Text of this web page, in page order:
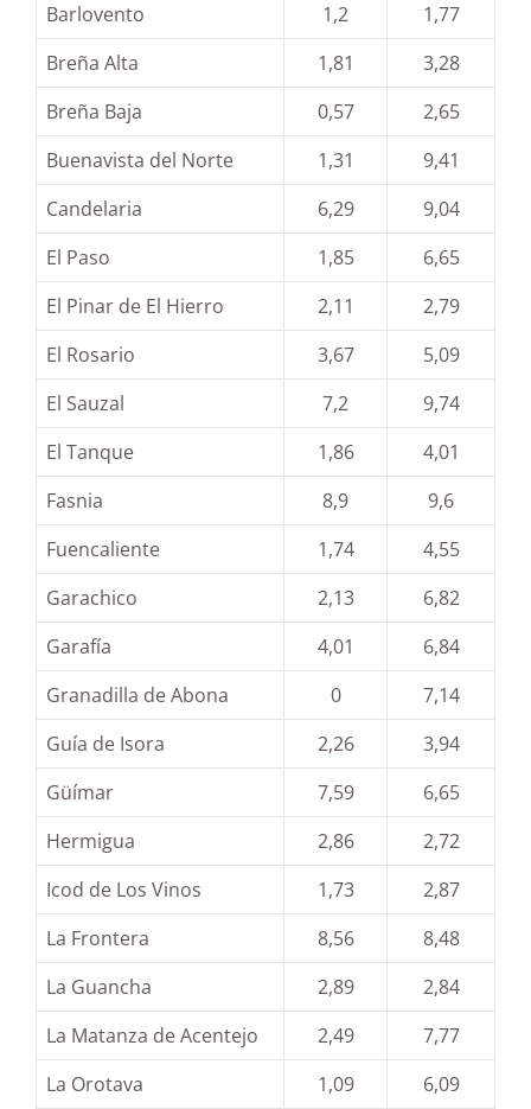
Barlovento
1,2
1,77
Breña Alta
1,81
3,28
Breña Baja
0,57
2,65
Buenavista del Norte
1,31
9,41
Candelaria
6,29
9,04
El Paso
1,85
6,65
El Pinar de El Hierro
2,11
2,79
El Rosario
3,67
5,09
El Sauzal
7,2
9,74
El Tanque
1,86
4,01
Fasnia
8,9
9,6
Fuencaliente
1,74
4,55
Garachico
2,13
6,82
Garafía
4,01
6,84
Granadilla de Abona
0
7,14
Guía de Isora
2,26
3,94
Güímar
7,59
6,65
Hermigua
2,86
2,72
Icod de Los Vinos
1,73
2,87
La Frontera
8,56
8,48
La Guancha
2,89
2,84
La Matanza de Acentejo
2,49
7,77
La Orotava
1,09 6,09